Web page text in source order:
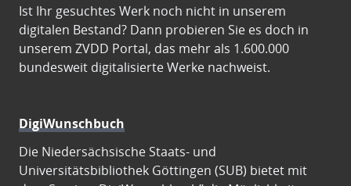
Ist Ihr gesuchtes Werk noch nicht in unserem
digitalen Bestand? Dann probieren Sie es doch in
unserem ZVDD Portal, das mehr als 1.600.000
bundesweit digitalisierte Werke nachweist.
DigiWunschbuch
Die Niedersächsische Staats- und
Universitätsbibliothek Göttingen (SUB) bietet mit